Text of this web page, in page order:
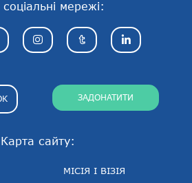
Карта сайту:
МІСІЯ І ВІЗІЯ
мережі:
ЗАДОНАТИТИ